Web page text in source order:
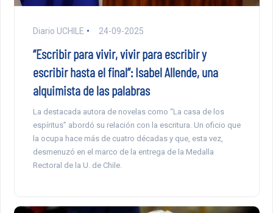
Diario UCHILE 24-09-2025
“Escribir para vivir, vivir para escribir y
escribir hasta el final”: Isabel Allende, una
alquimista de las palabras
La destacada autora de novelas como “La casa de los
espíritus” abordó su relación con la escritura. Un oficio que
la ocupa hace más de cuatro décadas y que, esta vez,
desmenuzó en el marco de la entrega de la Medalla
Rectoral de la U. de Chile.